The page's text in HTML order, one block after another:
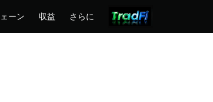
ーン 収益 さらに